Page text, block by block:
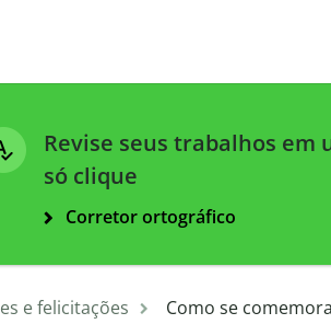
Revise seus trabalhos em
só clique
Corretor ortográfico
e felicitações Como se